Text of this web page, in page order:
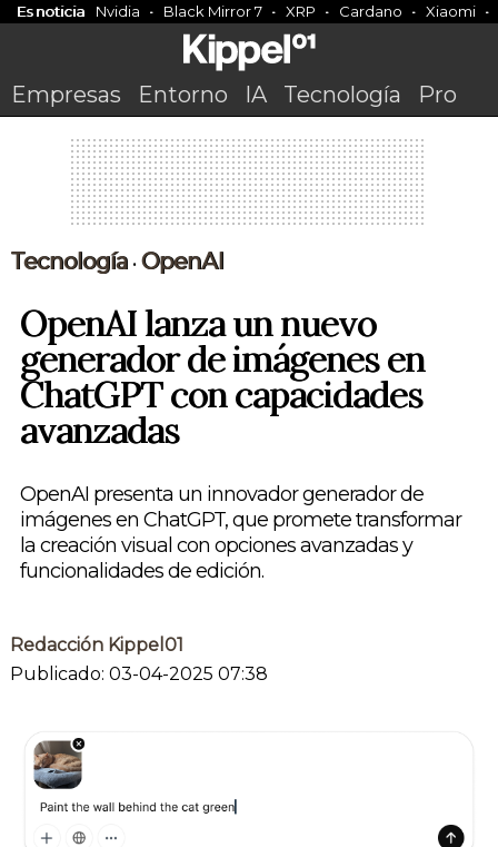
Es noticia Nvidia Black Mirror 7 XRP Cardano Xiaomi
Empresas Entorno IA Tecnología Pro
Tecnología• OpenAI
OpenAI lanza un nuevo
generador de imágenes en
ChatGPT con capacidades
avanzadas
OpenAI presenta un innovador generador de
imágenes en ChatGPT, que promete transformar
la creación visual con opciones avanzadas y
funcionalidades de edición.
Redacción Kippel01
Publicado: 03-04-2025 07:38